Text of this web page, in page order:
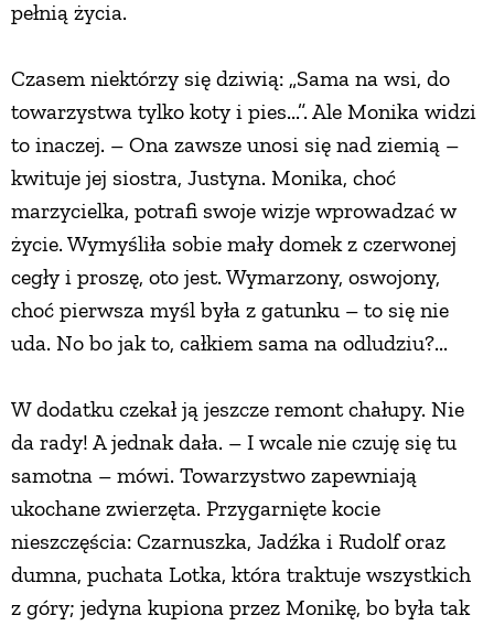
pełnią życia.
Czasem niektórzy się dziwią: „Sama na wsi, do
towarzystwa tylko koty i pies...”. Ale Monika widzi
to inaczej. – Ona zawsze unosi się nad ziemią –
kwituje jej siostra, Justyna. Monika, choć
marzycielka, potrafi swoje wizje wprowadzać w
życie. Wymyśliła sobie mały domek z czerwonej
cegły i proszę, oto jest. Wymarzony, oswojony,
choć pierwsza myśl była z gatunku – to się nie
uda. No bo jak to, całkiem sama na odludziu?...
W dodatku czekał ją jeszcze remont chałupy. Nie
da rady! A jednak dała. – I wcale nie czuję się tu
samotna – mówi. Towarzystwo zapewniają
ukochane zwierzęta. Przygarnięte kocie
nieszczęścia: Czarnuszka, Jadźka i Rudolf oraz
dumna, puchata Lotka, która traktuje wszystkich
z góry; jedyna kupiona przez Monikę, bo była tak
PRZYSTAWKI
ZUPY
DANIA GŁÓWNE
CIASTA I DESERY
DODATKI
PRZETWORY